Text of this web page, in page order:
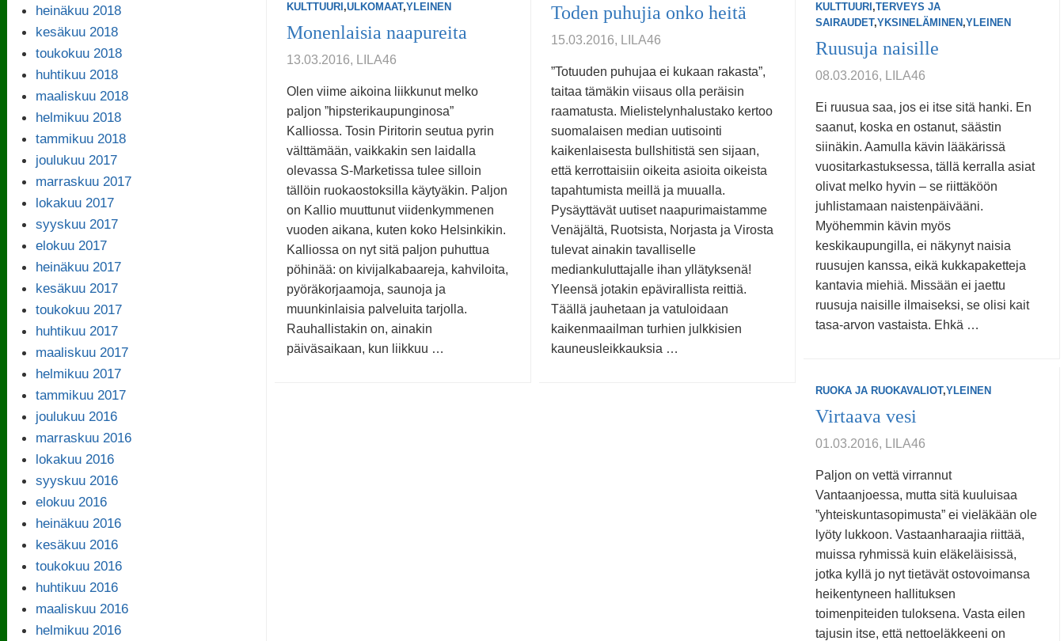
Toden puhujia onko heitä
15.03.2016, LILA46
”Totuuden puhujaa ei kukaan rakasta”,
taitaa tämäkin viisaus olla peräisin
raamatusta. Mielistelynhalustako kertoo
suomalaisen median uutisointi
kaikenlaisesta bullshitistä sen sijaan,
että kerrottaisiin oikeita asioita oikeista
tapahtumista meillä ja muualla.
Pysäyttävät uutiset naapurimaistamme
Venäjältä, Ruotsista, Norjasta ja Virosta
tulevat ainakin tavalliselle
mediankuluttajalle ihan yllätyksenä!
Yleensä jotakin epävirallista reittiä.
Täällä jauhetaan ja vatuloidaan
kaikenmaailman turhien julkkisien
kauneusleikkauksia …
KULTTUURI ,ULKOMAAT,YLEINEN
Monenlaisia naapureita
13.03.2016, LILA46
Olen viime aikoina liikkunut melko
paljon ”hipsterikaupunginosa”
Kalliossa. Tosin Piritorin seutua pyrin
välttämään, vaikkakin sen laidalla
olevassa S-Marketissa tulee silloin
tällöin ruokaostoksilla käytyäkin. Paljon
on Kallio muuttunut viidenkymmenen
vuoden aikana, kuten koko Helsinkikin.
Kalliossa on nyt sitä paljon puhuttua
pöhinää: on kivijalkabaareja, kahviloita,
pyöräkorjaamoja, saunoja ja
muunkinlaisia palveluita tarjolla.
Rauhallistakin on, ainakin
päiväsaikaan, kun liikkuu …
KULTTUURI ,TERVEYS JA
SAIRAUDET,YKSINELÄMINEN ,YLEINEN
Ruusuja naisille
08.03.2016, LILA46
Ei ruusua saa, jos ei itse sitä hanki. En
saanut, koska en ostanut, säästin
siinäkin. Aamulla kävin lääkärissä
vuositarkastuksessa, tällä kerralla asiat
olivat melko hyvin – se riittäköön
juhlistamaan naistenpäivääni.
Myöhemmin kävin myös
keskikaupungilla, ei näkynyt naisia
ruusujen kanssa, eikä kukkapaketteja
kantavia miehiä. Missään ei jaettu
ruusuja naisille ilmaiseksi, se olisi kait
tasa-arvon vastaista. Ehkä …
RUOKA JA RUOKAVALIOT,YLEINEN
Virtaava vesi
01.03.2016, LILA46
Paljon on vettä virrannut
Vantaanjoessa, mutta sitä kuuluisaa
”yhteiskuntasopimusta” ei vieläkään ole
lyöty lukkoon. Vastaanharaajia riittää,
muissa ryhmissä kuin eläkeläisissä,
jotka kyllä jo nyt tietävät ostovoimansa
heikentyneen hallituksen
toimenpiteiden tuloksena. Vasta eilen
tajusin itse, että nettoeläkkeeni on
heinäkuu 2018
kesäkuu 2018
toukokuu 2018
huhtikuu 2018
maaliskuu 2018
helmikuu 2018
tammikuu 2018
joulukuu 2017
marraskuu 2017
lokakuu 2017
syyskuu 2017
elokuu 2017
heinäkuu 2017
kesäkuu 2017
toukokuu 2017
huhtikuu 2017
maaliskuu 2017
helmikuu 2017
tammikuu 2017
joulukuu 2016
marraskuu 2016
lokakuu 2016
syyskuu 2016
elokuu 2016
heinäkuu 2016
kesäkuu 2016
toukokuu 2016
huhtikuu 2016
maaliskuu 2016
helmikuu 2016